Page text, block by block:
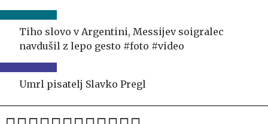
Tiho slovo v Argentini, Messijev soigralec
navdušil z lepo gesto #foto #video
Umrl pisatelj Slavko Pregl